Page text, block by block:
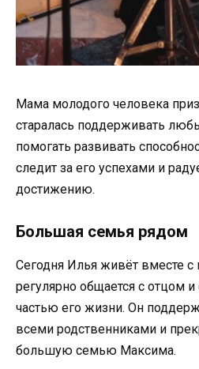
Мама молодого человека
старалась поддерживать
помогать развивать
следит за его успехами и
достижению.
Большая семья рядом
Сегодня Илья живёт вместе с
регулярно общается с отцом и
частью его жизни. Он
всеми родственниками и
большую семью Максима.